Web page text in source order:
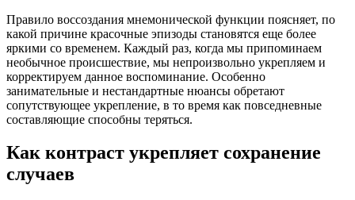
Правило воссоздания мнемонической функции поясняет, по
какой причине красочные эпизоды становятся еще более
яркими со временем. Каждый раз, когда мы припоминаем
необычное происшествие, мы непроизвольно укрепляем и
корректируем данное воспоминание. Особенно
занимательные и нестандартные нюансы обретают
сопутствующее укрепление, в то время как повседневные
составляющие способны теряться.
Как контраст укрепляет сохранение
случаев